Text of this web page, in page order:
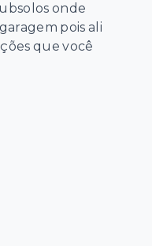
onde
pois ali
que você